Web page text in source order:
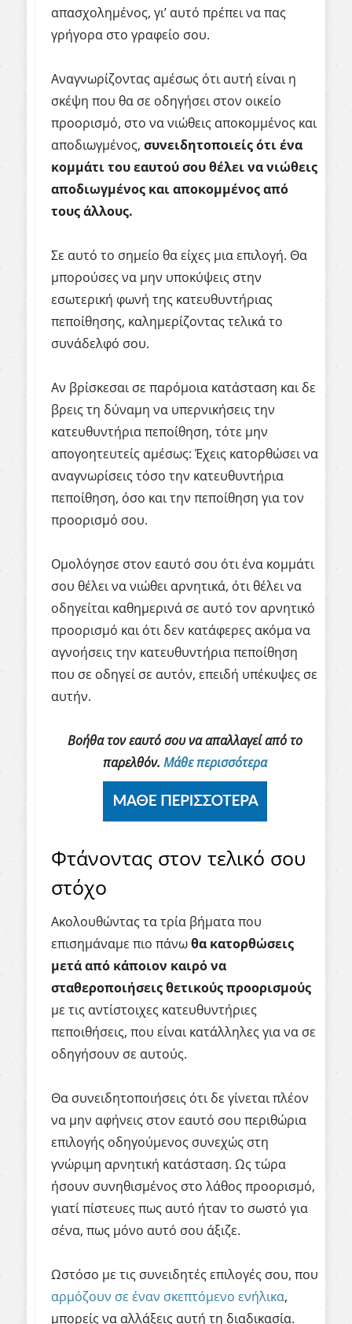
απασχολημένος, γι’ αυτό πρέπει να πας
γρήγορα στο γραφείο σου.
Αναγνωρίζοντας αμέσως ότι αυτή είναι η
σκέψη που θα σε οδηγήσει στον οικείο
προορισμό, στο να νιώθεις αποκομμένος και
αποδιωγμένος, συνειδητοποιείς ότι ένα
κομμάτι του εαυτού σου θέλει να νιώθεις
αποδιωγμένος και αποκομμένος από
τους άλλους.
Σε αυτό το σημείο θα είχες μια επιλογή. Θα
μπορούσες να μην υποκύψεις στην
εσωτερική φωνή της κατευθυντήριας
πεποίθησης, καλημερίζοντας τελικά το
συνάδελφό σου.
Αν βρίσκεσαι σε παρόμοια κατάσταση και δε
βρεις τη δύναμη να υπερνικήσεις την
κατευθυντήρια πεποίθηση, τότε μην
απογοητευτείς αμέσως: Έχεις κατορθώσει να
αναγνωρίσεις τόσο την κατευθυντήρια
πεποίθηση, όσο και την πεποίθηση για τον
προορισμό σου.
Ομολόγησε στον εαυτό σου ότι ένα κομμάτι
σου θέλει να νιώθει αρνητικά, ότι θέλει να
οδηγείται καθημερινά σε αυτό τον αρνητικό
προορισμό και ότι δεν κατάφερες ακόμα να
αγνοήσεις την κατευθυντήρια πεποίθηση
που σε οδηγεί σε αυτόν, επειδή υπέκυψες σε
αυτήν.
Βοήθα τον εαυτό σου να απαλλαγεί από το
παρελθόν. Μάθε περισσότερα
Φτάνοντας στον τελικό σου
στόχο
Ακολουθώντας τα τρία βήματα που
επισημάναμε πιο πάνωθα κατορθώσεις
μετά από κάποιον καιρό να
σταθεροποιήσεις θετικούς προορισμούς
με τις αντίστοιχες κατευθυντήριες
πεποιθήσεις, που είναι κατάλληλες για να σε
οδηγήσουν σε αυτούς.
Θα συνειδητοποιήσεις ότι δε γίνεται πλέον
να μην αφήνεις στον εαυτό σου περιθώρια
επιλογής οδηγούμενος συνεχώς στη
γνώριμη αρνητική κατάσταση. Ως τώρα
ήσουν συνηθισμένος στο λάθος προορισμό,
γιατί πίστευες πως αυτό ήταν το σωστό για
σένα, πως μόνο αυτό σου άξιζε.
Ωστόσο με τις συνειδητές επιλογές σου, που
αρμόζουν σε έναν σκεπτόμενο ενήλικα,
μπορείς να αλλάξεις αυτή τη διαδικασία.